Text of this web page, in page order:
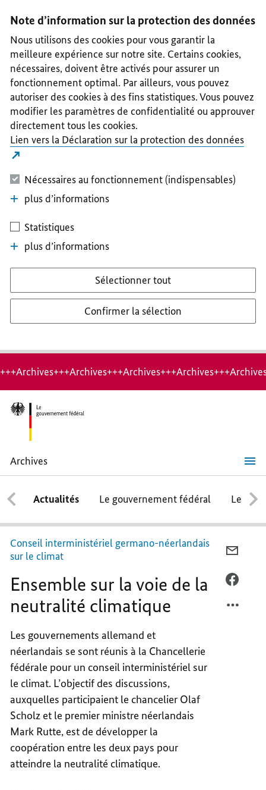
II
III
IV
V
Note d’information sur la protection des données
Nous utilisons des cookies pour vous garantir la
meilleure expérience sur notre site. Certains cookies,
nécessaires, doivent être activés pour assurer un
fonctionnement optimal. Par ailleurs, vous pouvez
autoriser des cookies à des fins statistiques. Vous pouvez
modifier les paramètres de confidentialité ou approuver
directement tous les cookies.
Lien vers la Déclaration sur la protection des données
Nécessaires au fonctionnement (indispensables)
plus d’informations
Statistiques
plus d’informations
Sélectionner tout
Confirmer la sélection
Archives
Ensemble
sur
la
voie
de
la
neutralité
climatique
Actualités Le gouvernement fédéral Le
Conseil interministériel germano-néerlandais
sur le climat
Ensemble sur la voie de la
neutralité climatique
Les gouvernements allemand et
néerlandais se sont réunis à la Chancellerie
fédérale pour un conseil interministériel sur
le climat. L’objectif des discussions,
auxquelles participaient le chancelier Olaf
Scholz et le premier ministre néerlandais
Mark Rutte, est de développer la
coopération entre les deux pays pour
atteindre la neutralité climatique.